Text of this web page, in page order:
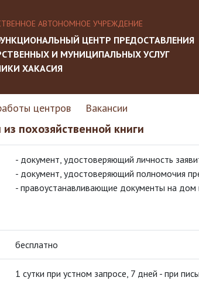
АВТОНОМНОЕ УЧРЕЖДЕНИЕ
ЦЕНТР ПРЕДОСТАВЛЕНИЯ
И МУНИЦИПАЛЬНЫХ УСЛУГ
ХАКАСИЯ
центров Вакансии
похозяйственной книги
- документ, удостоверяющий личность
- документ, удостоверяющий полномочия
- правоустанавливающие документы на дом
бесплатно
1 сутки при устном запросе, 7 дней - при